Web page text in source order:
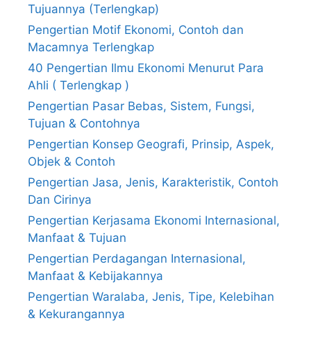
Tujuannya (Terlengkap)
Pengertian Motif Ekonomi, Contoh dan
Macamnya Terlengkap
40 Pengertian Ilmu Ekonomi Menurut Para
Ahli ( Terlengkap )
Pengertian Pasar Bebas, Sistem, Fungsi,
Tujuan & Contohnya
Pengertian Konsep Geografi, Prinsip, Aspek,
Objek & Contoh
Pengertian Jasa, Jenis, Karakteristik, Contoh
Dan Cirinya
Pengertian Kerjasama Ekonomi Internasional,
Manfaat & Tujuan
Pengertian Perdagangan Internasional,
Manfaat & Kebijakannya
Pengertian Waralaba, Jenis, Tipe, Kelebihan
& Kekurangannya